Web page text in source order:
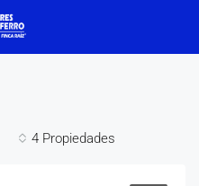
4 Propiedades